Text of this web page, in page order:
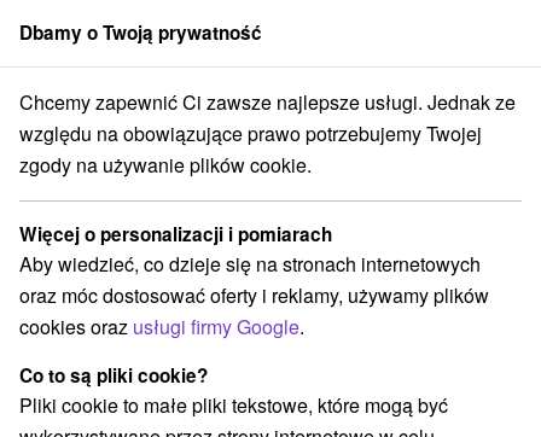
członek grupySorger
Drevenice Stredné Slovensko Žilinský kraj Lúčky
Luksusowe drevenice Lúčky
Kategorie
Wszystkie kategorie
Hotele na Slovacji(7)
Apartmány(2) Chaty na prenájom
Penzióny (1) Priváty(2)
Dbamy o Twoją prywatność
Chcemy zapewnić Ci zawsze najlepsze usługi. Jednak ze
względu na obowiązujące prawo potrzebujemy Twojej
zgody na używanie plików cookie.
Więcej o personalizacji i pomiarach
Aby wiedzieć, co dzieje się na stronach internetowych
oraz móc dostosować oferty i reklamy, używamy plików
cookies oraz usługi firmy Google.
Co to są pliki cookie?
Pliki cookie to małe pliki tekstowe, które mogą być